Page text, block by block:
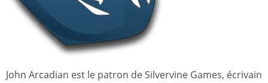
John Arcadian est le patron de Silvervine Games, écrivain